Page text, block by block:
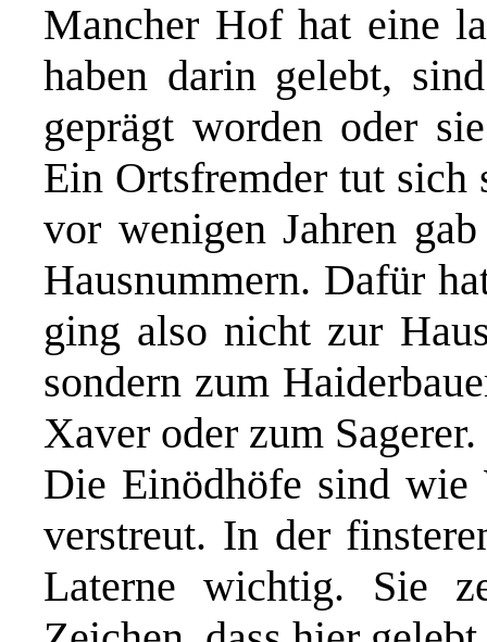
Mancher Hof hat eine
haben darin gelebt,
geprägt worden oder
Ein Ortsfremder tut
vor wenigen Jahren
Hausnummern. Dafür
ging also nicht zur
sondern zum
Xaver oder zum Sagerer.
Die Einödhöfe sind wie
verstreut. In der
Laterne wichtig. Sie